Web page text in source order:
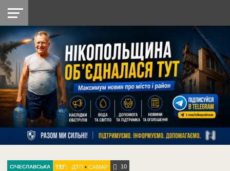
НІКОПОЛЬ
РАЙОН
СІЧЕСЛАВСЬКА
УКРАЇНА
РЕТРО
НІКОПОЛЬ
ЛАЙТ
УКРАЇНА
ДОПОМОГА
РАДІО
СІЧЕСЛАВСЬКА ТЕГ: ДТП •САМАР 10